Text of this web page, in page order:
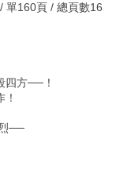
單160頁 / 總頁數16
四方──！
──